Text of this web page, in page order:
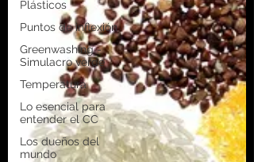
Plásticos
Puntos de inflexión
Greenwashing -
Simulacro verde
Temperatura
Lo esencial para
entender el CC
Los dueños del
mundo